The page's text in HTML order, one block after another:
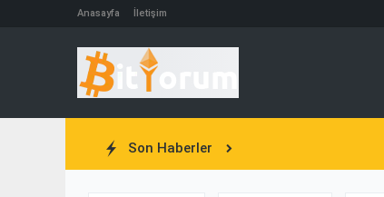
Anasayfa İletişim
Son Haberler